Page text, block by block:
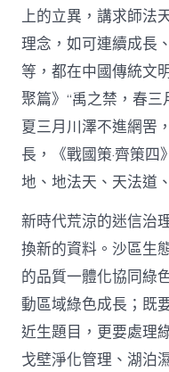
上的立異，講求師法
理念，如可連續成長
等，都在中國傳統文
聚篇》“禹之禁，春
夏三月川澤不進網罟
長，《戰國策·齊策四
地、地法天、天法道
新時代荒涼的迷信治
換新的資料。沙區生
的品質一體化協同綠
動區域綠色成長；既
近生題目，更要處理
戈壁淨化管理、湖泊